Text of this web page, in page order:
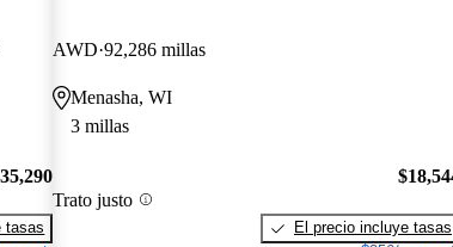
tasas
AWD 92,286 millas
Menasha, WI
3 millas
Trato justo
El precio incluye tasas